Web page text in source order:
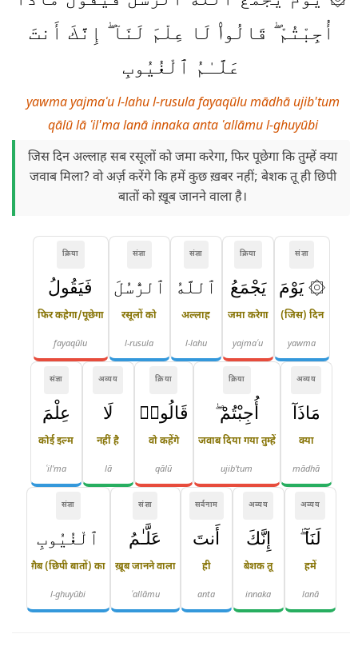
أُجِبْتُمْ ۖ قَالُوا۟ لَا عِلْمَ لَنَآ ۖ إِنَّكَ أَنتَ
عَلَّـٰمُ ٱلْغُيُوبِ
yawma yajmaʿu l-lahu l-rusula fayaqūlu mādhā ujib'tum
qālū lā ʿil'ma lanā innaka anta ʿallāmu l-ghuyūbi
जिस दिन अल्लाह सब रसूलों को जमा करेगा, फिर पूछेगा कि तुम्हें क्या
जवाब मिला? वो अर्ज़ करेंगे कि हमें कुछ ख़बर नहीं; बेशक तू ही छिपी
बातों को ख़ूब जानने वाला है।
संज्ञा
۞ يَوْمَ
(जिस) दिन
yawma
क्रिया
يَجْمَعُ
जमा करेगा
yajmaʿu
संज्ञा
ٱللَّهُ
अल्लाह
l-lahu
संज्ञा
ٱلرُّسُلَ
रसूलों को
l-rusula
क्रिया
فَيَقُولُ
फिर कहेगा/पूछेगा
fayaqūlu
अव्यय
مَاذَآ
क्या
mādhā
क्रिया
أُجِبْتُمْ ۖ
जवाब दिया गया तुम्हें
ujib'tum
क्रिया
قَالُوا۟
वो कहेंगे
qālū
अव्यय
لَا
नहीं है
lā
संज्ञा
عِلْمَ
कोई इल्म
ʿil'ma
अव्यय
لَنَآ ۖ
हमें
lanā
अव्यय
إِنَّكَ
बेशक तू
innaka
सर्वनाम
أَنتَ
ही
anta
संज्ञा
عَلَّـٰمُ
ख़ूब जानने वाला
ʿallāmu
संज्ञा
ٱلْغُيُوبِ
ग़ैब (छिपी बातों) का
l-ghuyūbi